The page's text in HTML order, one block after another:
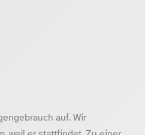
auf. Wir